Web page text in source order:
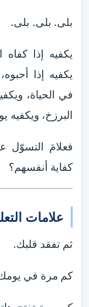
بلى. بلى. بلى.
يكفيه إذا كفاه
يكفيه إذا
في الحياة،
البرزخ،
فعلامَ التسوّل
كفاية أنفسهم؟
علامات
ثم تفقد قلبك.
كم مرة في